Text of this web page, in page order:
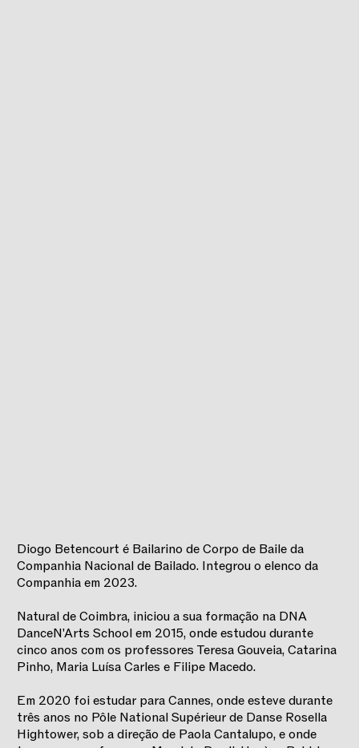
Diogo Betencourt é Bailarino de Corpo de Baile da
Companhia Nacional de Bailado. Integrou o elenco da
Companhia em 2023.
Natural de Coimbra, iniciou a sua formação na DNA
DanceN'Arts School em 2015, onde estudou durante
cinco anos com os professores Teresa Gouveia, Catarina
Pinho, Maria Luísa Carles e Filipe Macedo.
Em 2020 foi estudar para Cannes, onde esteve durante
três anos no Pôle National Supérieur de Danse Rosella
Hightower, sob a direção de Paola Cantalupo, e onde